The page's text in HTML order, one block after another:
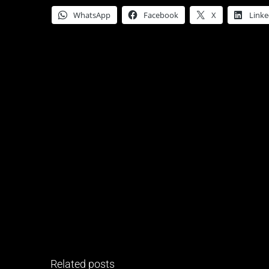
WhatsApp Facebook X
Related posts